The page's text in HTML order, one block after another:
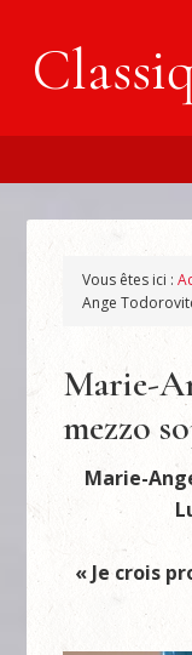
Vous êtes ici :
Ange
Marie-
mezzo
Marie-
« Je crois